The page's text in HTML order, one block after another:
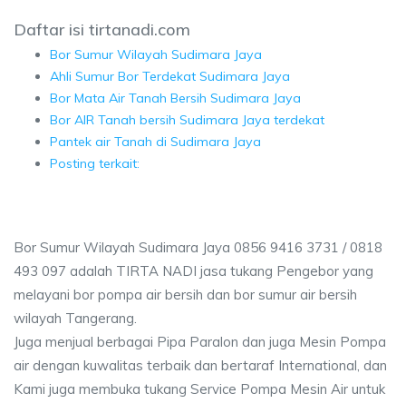
Daftar isi tirtanadi.com
Bor Sumur Wilayah Sudimara Jaya
Ahli Sumur Bor Terdekat Sudimara Jaya
Bor Mata Air Tanah Bersih Sudimara Jaya
Bor AIR Tanah bersih Sudimara Jaya terdekat
Pantek air Tanah di Sudimara Jaya
Posting terkait:
Bor Sumur Wilayah Sudimara Jaya 0856 9416 3731 / 0818
493 097 adalah TIRTA NADI jasa tukang Pengebor yang
melayani bor pompa air bersih dan bor sumur air bersih
wilayah Tangerang.
Juga menjual berbagai Pipa Paralon dan juga Mesin Pompa
air dengan kuwalitas terbaik dan bertaraf International, dan
Kami juga membuka tukang Service Pompa Mesin Air untuk